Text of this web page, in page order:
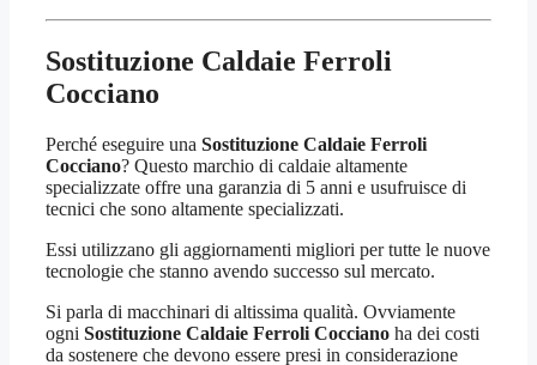
Sostituzione Caldaie Ferroli
Cocciano
Perché eseguire una Sostituzione Caldaie Ferroli
Cocciano? Questo marchio di caldaie altamente
specializzate offre una garanzia di 5 anni e usufruisce di
tecnici che sono altamente specializzati.
Essi utilizzano gli aggiornamenti migliori per tutte le nuove
tecnologie che stanno avendo successo sul mercato.
Si parla di macchinari di altissima qualità. Ovviamente
ogni Sostituzione Caldaie Ferroli Cocciano ha dei costi
da sostenere che devono essere presi in considerazione